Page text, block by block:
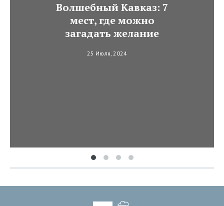
Волшебный Кавказ: 7
мест, где можно
загадать желание
25 Июля, 2024